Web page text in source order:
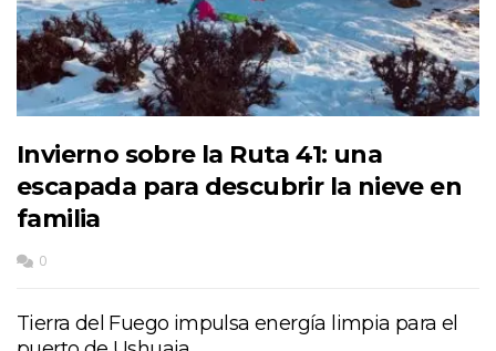
Invierno sobre la Ruta 41: una
escapada para descubrir la nieve en
familia
0
Tierra del Fuego impulsa energía limpia para el